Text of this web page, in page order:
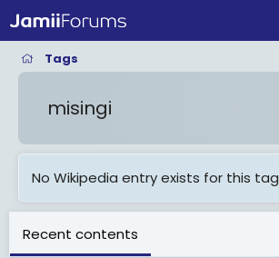
Tags
misingi
No Wikipedia entry exists for this tag
Recent contents